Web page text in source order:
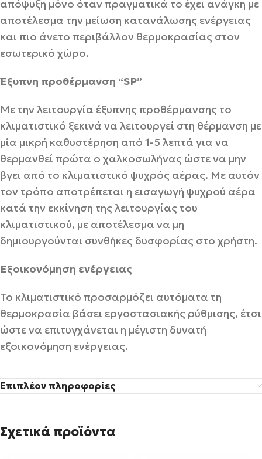
απόψυξη μόνο όταν πραγματικά το έχει ανάγκη με
αποτέλεσμα την μείωση κατανάλωσης ενέργειας
και πιο άνετο περιβάλλον θερμοκρασίας στον
εσωτερικό χώρο.
Έξυπνη προθέρμανση “SP”
Με την λειτουργία έξυπνης προθέρμανσης το
κλιματιστικό ξεκινά να λειτουργεί στη θέρμανση με
μία μικρή καθυστέρηση από 1-5 λεπτά για να
θερμανθεί πρώτα ο χαλκοσωλήνας ώστε να μην
βγει από το κλιματιστικό ψυχρός αέρας. Με αυτόν
τον τρόπο αποτρέπεται η εισαγωγή ψυχρού αέρα
κατά την εκκίνηση της λειτουργίας του
κλιματιστικού, με αποτέλεσμα να μη
δημιουργούνται συνθήκες δυσφορίας στο χρήστη.
Εξοικονόμηση ενέργειας
Το κλιματιστικό προσαρμόζει αυτόματα τη
θερμοκρασία βάσει εργοστασιακής ρύθμισης, έτσι
ώστε να επιτυγχάνεται η μέγιστη δυνατή
εξοικονόμηση ενέργειας.
Επιπλέον πληροφορίες
Σχετικά προϊόντα